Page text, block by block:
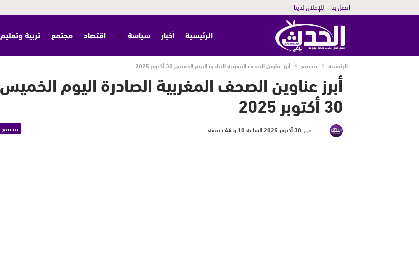
اتصل بنا للإعلان لدينا
الرئيسية أخبار سياسة اقتصاد مجتمع تربية وتعليم
الرئيسية مجتمع أبرز عناوين الصحف المغربية الصادرة اليوم الخميس 30 أكتوبر 2025
أبرز عناوين الصحف المغربية الصادرة اليوم الخميس
30 أكتوبر 2025
مجتمع في 30 أكتوبر 2025 الساعة 10 و 44 دقيقة